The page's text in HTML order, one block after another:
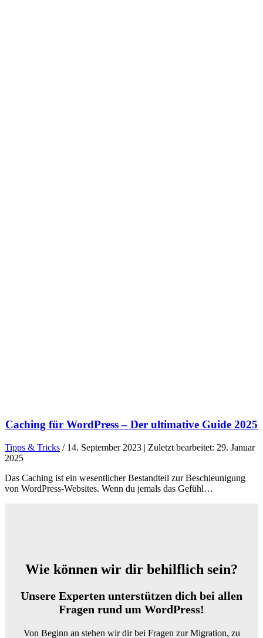
Caching für WordPress – Der ultimative Guide 2025
Tipps & Tricks / 14. September 2023 | Zuletzt bearbeitet: 29. Januar
2025
Das Caching ist ein wesentlicher Bestandteil zur Beschleunigung
von WordPress-Websites. Wenn du jemals das Gefühl…
Wie können wir dir behilflich sein?
Unsere Experten unterstützen dich bei allen
Fragen rund um WordPress!
Von Beginn an stehen wir dir bei Fragen zur Migration, zu